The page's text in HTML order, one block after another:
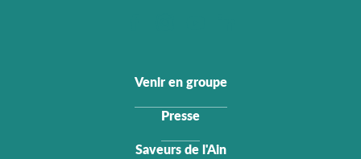
Venir en groupe
Presse
Saveurs de l'Ain